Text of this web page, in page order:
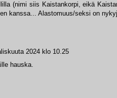
2024 klo 10.25
hauska.
(nimi siis Kaistankorpi, eikä
kanssa... Alastomuus/seksi on